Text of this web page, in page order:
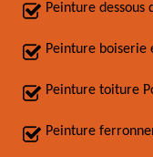
Peinture dessous
Peinture boiserie
Peinture toiture
Peinture